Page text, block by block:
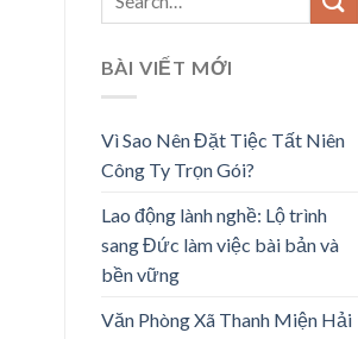
BÀI VIẾT MỚI
Vì Sao Nên Đặt Tiệc Tất Niên
Công Ty Trọn Gói?
Lao động lành nghề: Lộ trình
sang Đức làm việc bài bản và
bền vững
Văn Phòng Xã Thanh Miện Hải